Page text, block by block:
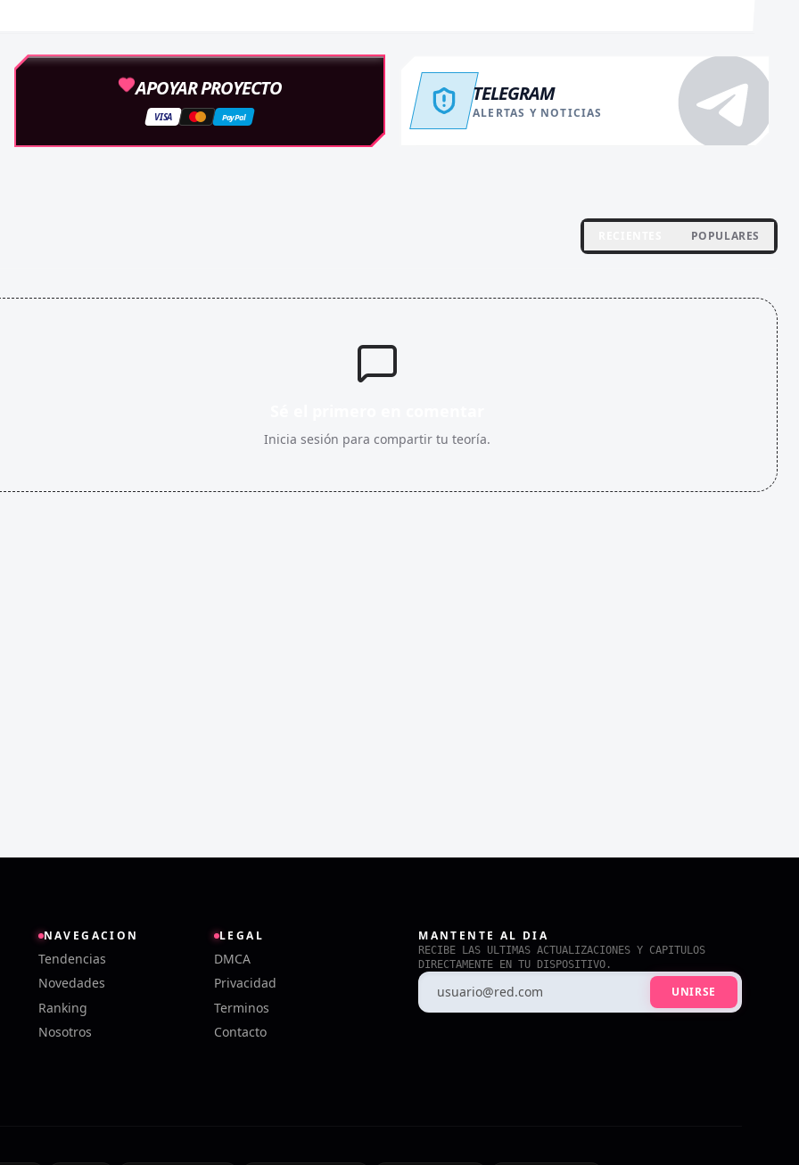
APOYAR PROYECTO
VISA PayPal
TELEGRAM
ALERTAS Y NOTICIAS
POPULARES
Inicia sesión para compartir tu teoría.
NAVEGACION
Tendencias
Novedades
Ranking
Nosotros
LEGAL
DMCA
Privacidad
Terminos
Contacto
MANTENTE AL DIA
RECIBE LAS ULTIMAS ACTUALIZACIONES Y CAPITULOS
DIRECTAMENTE EN TU DISPOSITIVO.
UNIRSE